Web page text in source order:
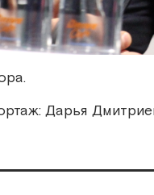
Дарья